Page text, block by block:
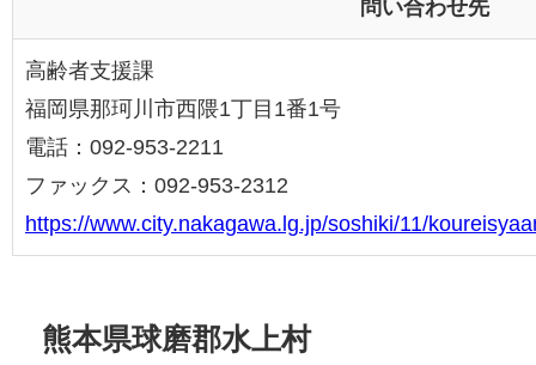
問い合わせ先
高齢者支援課
福岡県那珂川市西隈1丁目1番1号
電話：092-953-2211
ファックス：092-953-2312
https://www.city.nakagawa.lg.jp/soshiki/11/
熊本県球磨郡水上村